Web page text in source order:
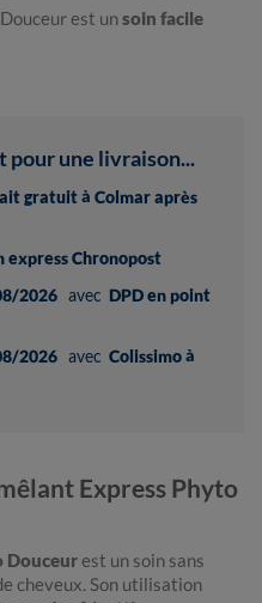
est unsoin facile
pour une livraison...
gratuit à Colmar après
express Chronopost
2026 avec DPD en point
2026 avec Colissimo à
Express Phyto
Douceurest un soin sans
cheveux. Son utilisation